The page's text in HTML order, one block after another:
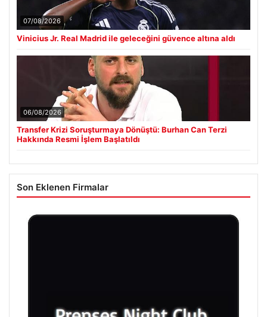
07/08/2026
Vinicius Jr. Real Madrid ile geleceğini güvence altına aldı
06/08/2026
Transfer Krizi Soruşturmaya Dönüştü: Burhan Can Terzi
Hakkında Resmi İşlem Başlatıldı
Son Eklenen Firmalar